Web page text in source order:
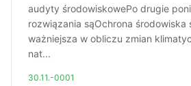
audyty środowiskowePo drugie
rozwiązania sąOchrona środowiska
ważniejsza w obliczu zmian
nat...
30.11.-0001